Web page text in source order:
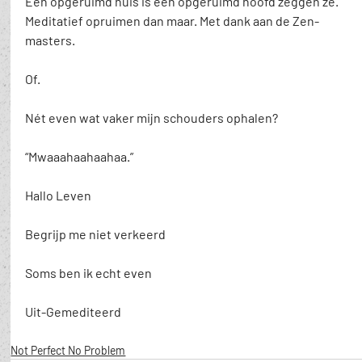
Meditatief opruimen dan maar. Met dank aan de Zen-
masters.
Of.
Nét even wat vaker mijn schouders ophalen?
“Mwaaahaahaahaa.”
Hallo Leven
Begrijp me niet verkeerd
Soms ben ik echt even
Uit-Gemediteerd
Not Perfect No Problem